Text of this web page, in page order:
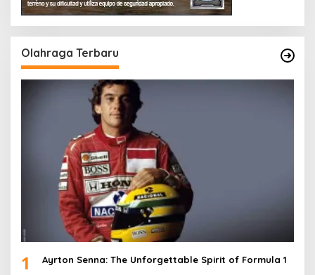
Olahraga Terbaru
1 Ayrton Senna: The Unforgettable Spirit of Formula 1